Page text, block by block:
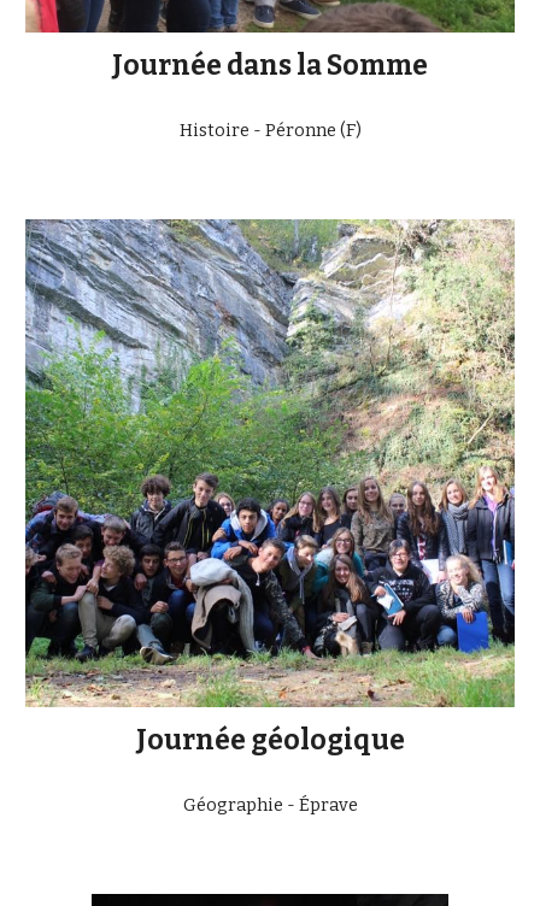
Journée dans la Somme
Histoire - Péronne (F)
Journée géologique
Géographie - Éprave